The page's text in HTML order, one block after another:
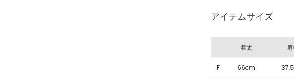
アイテムサイズ
着丈
F 66cm